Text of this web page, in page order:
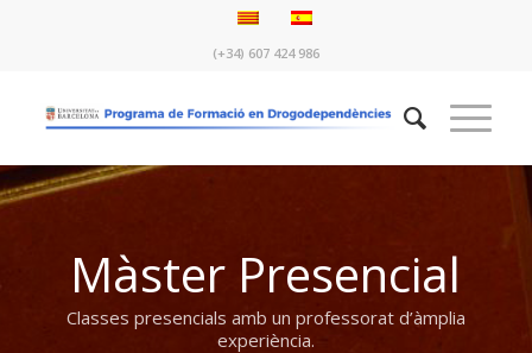
(+34) 607 424 986
Màster Presencial
Classes presencials amb un professorat d’àmplia
experiència.